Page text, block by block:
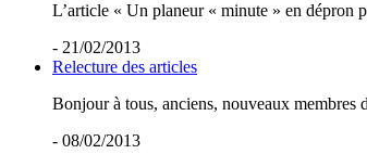
L’article « Un planeur « minute » en dépron
- 21/02/2013
Relecture des articles
Bonjour à tous, anciens, nouveaux membres
- 08/02/2013